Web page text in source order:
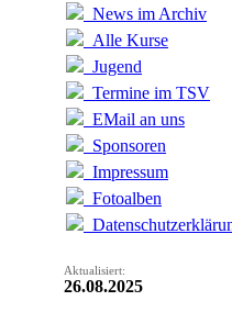
News im Archiv
Alle Kurse
Jugend
Termine im TSV
EMail an uns
Sponsoren
Impressum
Fotoalben
Aktualisiert:
26.08.2025